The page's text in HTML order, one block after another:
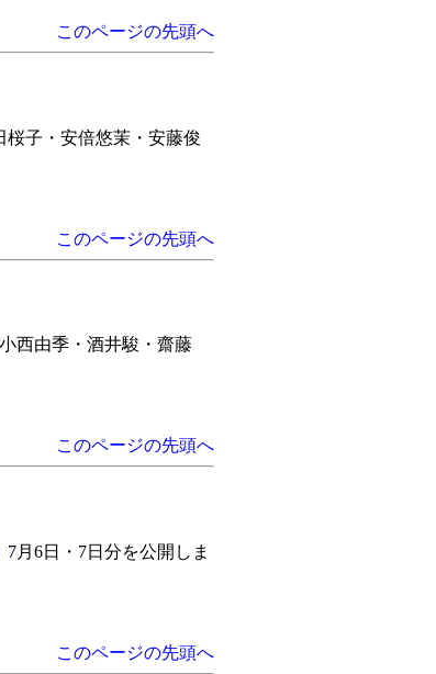
このページの先頭へ
桜子・安倍悠茉・安藤俊
このページの先頭へ
西由季・酒井駿・齋藤
このページの先頭へ
7月6日・7日分を公開しま
このページの先頭へ